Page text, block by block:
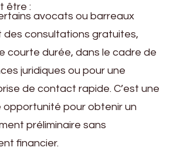
être :
avocats ou barreaux
des consultations gratuites,
courte durée, dans le cadre de
juridiques ou pour une
de contact rapide. C’est une
opportunité pour obtenir un
préliminaire sans
financier.